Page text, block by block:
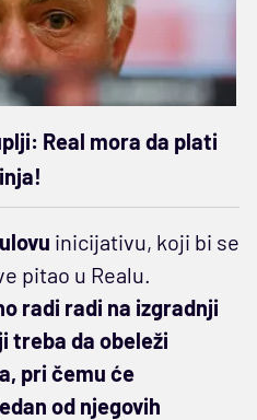
Real mora da plati
inicijativu, koji bi se
pitao u Realu.
radi radi na izgradnji
treba da obeleži
pri čemu će
od njegovih